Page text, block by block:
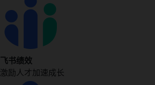
飞书绩效
激励人才加速成长